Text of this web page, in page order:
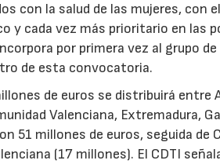
con la salud de las mujeres, con
y cada vez más prioritario en las
por primera vez al grupo
de esta convocatoria.
de euros se distribuirá entre
Valenciana, Extremadura,
51 millones de euros, seguida de
(17 millones). El CDTI